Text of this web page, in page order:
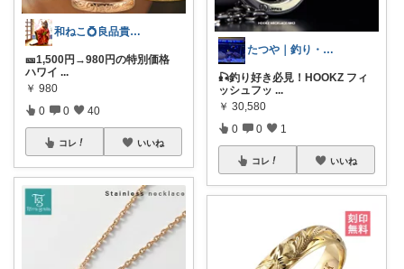
和ねこ💍良品貴金属紹介所
🎫1,500円→980円の特別価格
ハワイ ...
￥ 980
0 0 40
コレ いいね
たつや｜釣り・海水水槽・ダイエット中
🎣釣り好き必見！HOOKZ フィ
ッシュフッ ...
￥ 30,580
0 0 1
コレ いいね